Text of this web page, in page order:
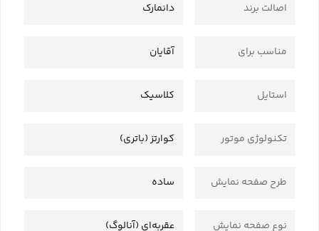
اصالت برند دانمارک
مناسب برای آقایان
استایل کلاسیک
تکنولوژی موتور کوارتز (باتری)
طرح صفحه نمایش ساده
نوع صفحه نمایش عقربه‌ای (آنالوگ)